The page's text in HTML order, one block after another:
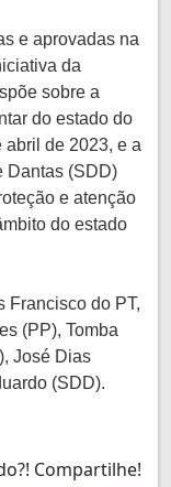
e aprovadas na
da
sobre a
do estado do
abril de 2023, e a
Dantas (SDD)
e atenção
do estado
Francisco do PT,
(PP), Tomba
José Dias
(SDD).
Compartilhe!